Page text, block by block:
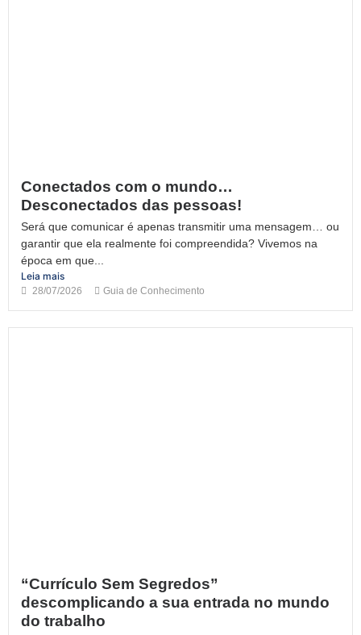
Conectados com o mundo…
Desconectados das pessoas!
Será que comunicar é apenas transmitir uma mensagem… ou
garantir que ela realmente foi compreendida? Vivemos na
época em que...
Leia mais
28/07/2026 Guia de Conhecimento
“Currículo Sem Segredos”
descomplicando a sua entrada no mundo
do trabalho